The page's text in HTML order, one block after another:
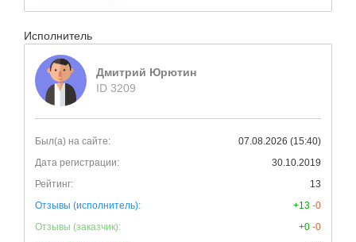
Исполнитель
Дмитрий Юрютин
ID 3209
Был(а) на сайте:
07.08.2026 (15:40)
Дата регистрации:
30.10.2019
Рейтинг:
13
Отзывы (исполнитель):
+13 -0
Отзывы (заказчик):
+0 -0